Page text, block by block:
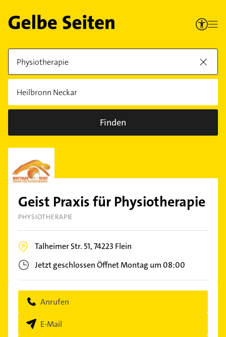
Finden
Geist Praxis für Physiotherapie
PHYSIOTHERAPIE
Talheimer Str. 51,74223 Flein
Jetzt geschlossenÖffnet Montag um 08:00
Anrufen
E-Mail